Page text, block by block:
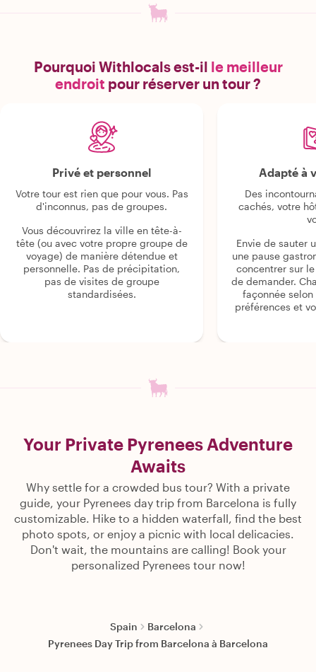
Pourquoi Withlocals est-il le meilleur
endroit pour réserver un tour ?
Privé et personnel
Votre tour est rien que pour vous. Pas
d'inconnus, pas de groupes.
Vous découvrirez la ville en tête-à-
tête (ou avec votre propre groupe de
voyage) de manière détendue et
personnelle. Pas de précipitation,
pas de visites de groupe
standardisées.
Adapté à
Des
cachés, votre
Envie de sauter
une pause
concentrer sur
de demander.
façonnée
préférences et
Your Private Pyrenees Adventure
Awaits
Why settle for a crowded bus tour? With a private
guide, your Pyrenees day trip from Barcelona is fully
customizable. Hike to a hidden waterfall, find the best
photo spots, or enjoy a picnic with local delicacies.
Don't wait, the mountains are calling! Book your
personalized Pyrenees tour now!
Spain
Barcelona
Pyrenees Day Trip from Barcelona à Barcelona